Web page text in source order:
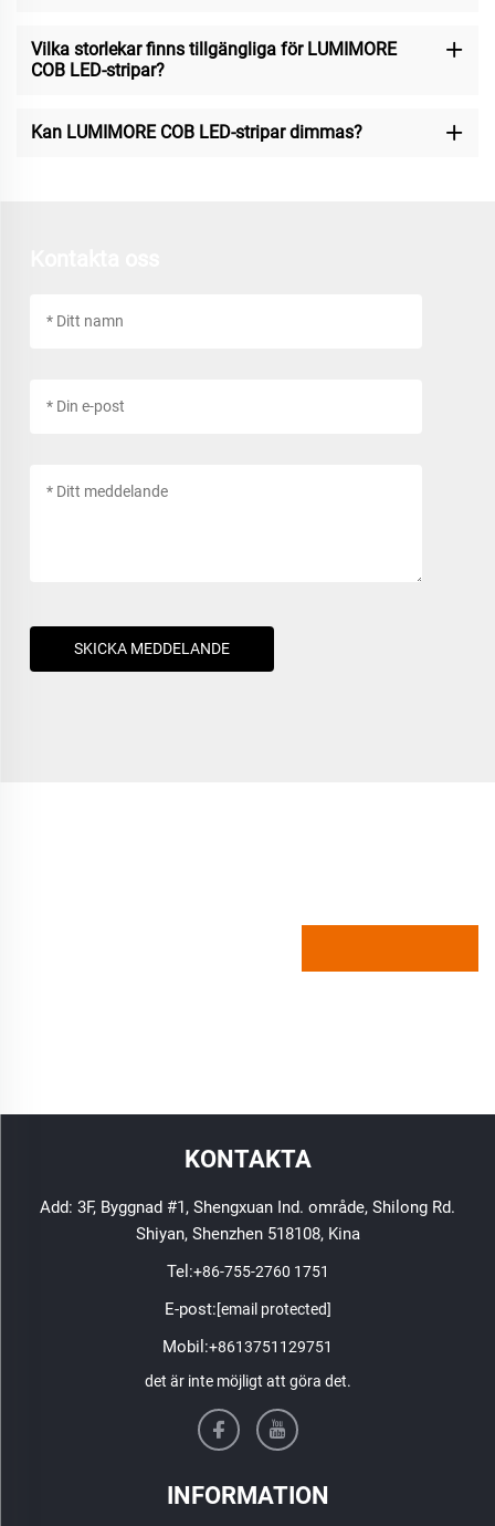
Vilka storlekar finns tillgängliga för LUMIMORE
COB LED-stripar?
Kan LUMIMORE COB LED-stripar dimmas?
SKICKA MEDDELANDE
KONTAKTA
Add: 3F, Byggnad #1, Shengxuan Ind. område, Shilong Rd.
Shiyan, Shenzhen 518108, Kina
Tel:+86-755-2760 1751
E-post:[email protected]
Mobil:+8613751129751
det är inte möjligt att göra det.
INFORMATION